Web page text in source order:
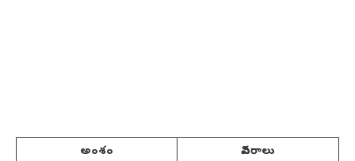
అంశం వివరాలు